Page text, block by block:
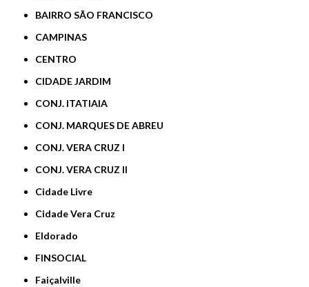
BAIRRO SÃO FRANCISCO
CAMPINAS
CENTRO
CIDADE JARDIM
CONJ. ITATIAIA
CONJ. MARQUES DE ABREU
CONJ. VERA CRUZ I
CONJ. VERA CRUZ II
Cidade Livre
Cidade Vera Cruz
Eldorado
FINSOCIAL
Faiçalville